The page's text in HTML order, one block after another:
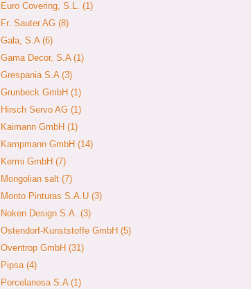
Euro Covering, S.L. (1)
Fr. Sauter AG (8)
Gala, S.A (6)
Gama Decor, S.A (1)
Grespania S.A (3)
Grunbeck GmbH (1)
Hirsch Servo AG (1)
Kaimann GmbH (1)
Kampmann GmbH (14)
Kermi GmbH (7)
Mongolian salt (7)
Monto Pinturas S.A.U (3)
Noken Design S.A. (3)
Ostendorf-Kunststoffe GmbH (5)
Oventrop GmbH (31)
Pipsa (4)
Porcelanosa S.A (1)